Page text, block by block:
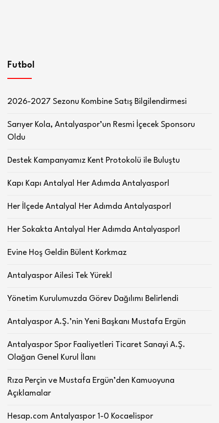
Futbol
2026-2027 Sezonu Kombine Satış Bilgilendirmesi
Sarıyer Kola, Antalyaspor’un Resmi İçecek Sponsoru
Oldu
Destek Kampanyamız Kent Protokolü ile Buluştu
Kapı Kapı Antalya! Her Adımda Antalyaspor!
Her İlçede Antalya! Her Adımda Antalyaspor!
Her Sokakta Antalya! Her Adımda Antalyaspor!
Evine Hoş Geldin Bülent Korkmaz
Antalyaspor Ailesi Tek Yürek!
Yönetim Kurulumuzda Görev Dağılımı Belirlendi
Antalyaspor A.Ş.’nin Yeni Başkanı Mustafa Ergün
Antalyaspor Spor Faaliyetleri Ticaret Sanayi A.Ş.
Olağan Genel Kurul İlanı
Rıza Perçin ve Mustafa Ergün’den Kamuoyuna
Açıklamalar
Hesap.com Antalyaspor 1-0 Kocaelispor